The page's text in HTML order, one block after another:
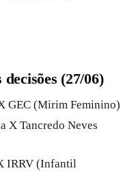
(27/06)
GEC (Mirim Feminino)
X Tancredo Neves
IRRV (Infantil